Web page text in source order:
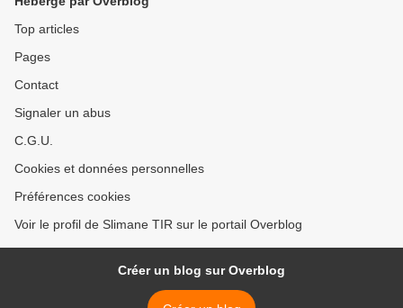
Top articles
Pages
Contact
Signaler un abus
C.G.U.
Cookies et données personnelles
Préférences cookies
Voir le profil de Slimane TIR sur le portail Overblog
Créer un blog sur Overblog